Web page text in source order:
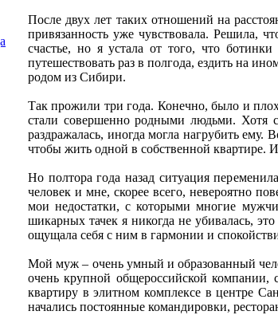
После двух лет таких отношений на
привязанность уже чувствовала. Решила,
счастье, но я устала от того, что
путешествовать раз в полгода, ездить на
родом из Сибири.
Так прожили три года. Конечно, было и
стали совершенно родными людьми. Хотя
раздражалась, иногда могла нагрубить
чтобы жить одной в собственной квартире.
Но полтора года назад ситуация
человек и мне, скорее всего, невероятно
мои недостатки, с которыми многие
шикарных тачек я никогда не убивалась,
ощущала себя с ним в гармонии и
Мой муж – очень умный и образованный
очень крупной общероссийской
квартиру в элитном комплексе в центре
начались постоянные командировки,